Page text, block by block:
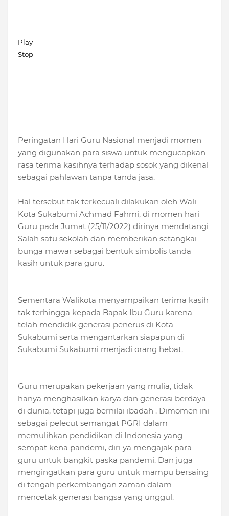
Play
Stop
Peringatan Hari Guru Nasional menjadi momen
yang digunakan para siswa untuk mengucapkan
rasa terima kasihnya terhadap sosok yang dikenal
sebagai pahlawan tanpa tanda jasa.
Hal tersebut tak terkecuali dilakukan oleh Wali
Kota Sukabumi Achmad Fahmi, di momen hari
Guru pada Jumat (25/11/2022) dirinya mendatangi
Salah satu sekolah dan memberikan setangkai
bunga mawar sebagai bentuk simbolis tanda
kasih untuk para guru.
Sementara Walikota menyampaikan terima kasih
tak terhingga kepada Bapak Ibu Guru karena
telah mendidik generasi penerus di Kota
Sukabumi serta mengantarkan siapapun di
Sukabumi Sukabumi menjadi orang hebat.
Guru merupakan pekerjaan yang mulia, tidak
hanya menghasilkan karya dan generasi berdaya
di dunia, tetapi juga bernilai ibadah . Dimomen ini
sebagai pelecut semangat PGRI dalam
memulihkan pendidikan di Indonesia yang
sempat kena pandemi, diri ya mengajak para
guru untuk bangkit paska pandemi. Dan juga
mengingatkan para guru untuk mampu bersaing
di tengah perkembangan zaman dalam
mencetak generasi bangsa yang unggul.